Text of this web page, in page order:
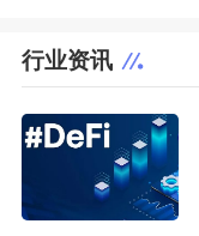
行业资讯